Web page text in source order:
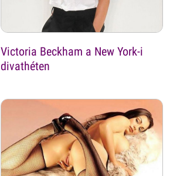
Victoria Beckham a New York-i
divathéten